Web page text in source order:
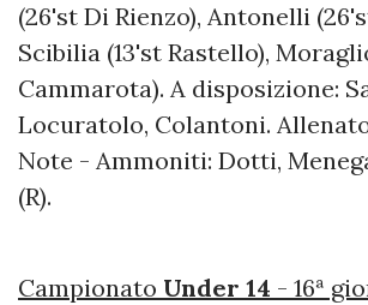
(26'st Di Rienzo), Antonelli
Scibilia (13'st Rastello),
Cammarota). A disposizione:
Locuratolo, Colantoni.
Note - Ammoniti: Dotti,
(R).
Campionato Under 14 - 16ª